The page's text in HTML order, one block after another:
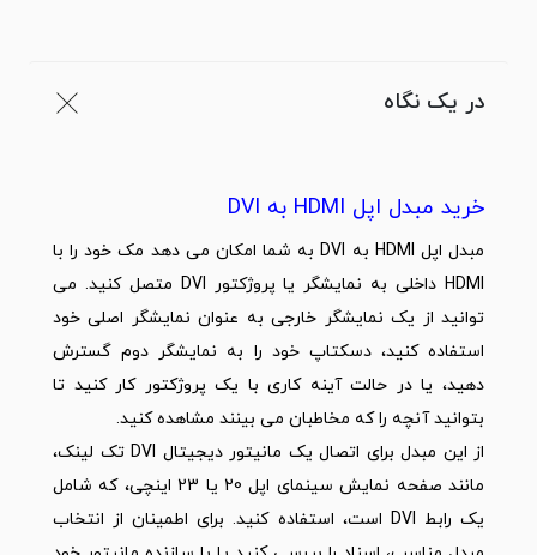
در یک نگاه
خرید مبدل اپل HDMI به DVI
مبدل اپل
HDMI به DVI به شما امکان می دهد مک خود را با
HDMI داخلی به نمایشگر یا پروژکتور DVI متصل کنید. می
توانید از یک نمایشگر خارجی به عنوان نمایشگر اصلی خود
استفاده کنید، دسکتاپ خود را به نمایشگر دوم گسترش
دهید، یا در حالت آینه کاری با یک پروژکتور کار کنید تا
بتوانید آنچه را که مخاطبان می بینند مشاهده کنید.
از این مبدل برای اتصال یک مانیتور دیجیتال DVI تک لینک،
مانند صفحه نمایش سینمای اپل 20 یا 23 اینچی، که شامل
یک رابط DVI است، استفاده کنید. برای اطمینان از انتخاب